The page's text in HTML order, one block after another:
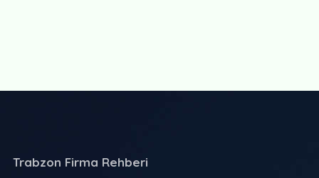
Trabzon Firma Rehberi